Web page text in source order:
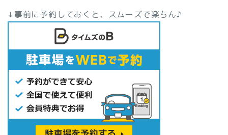
↓事前に予約しておくと、スムーズで楽ちん♪